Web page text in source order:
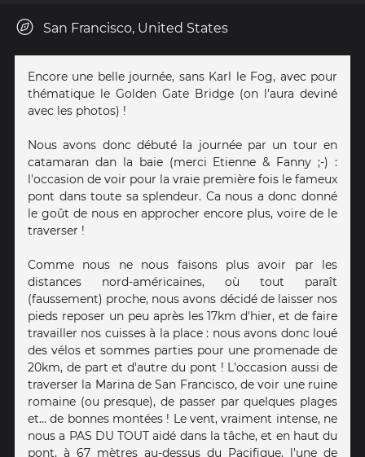
San Francisco, United States
Encore une belle journée, sans Karl le Fog, avec pour
thématique le Golden Gate Bridge (on l'aura deviné
avec les photos) !
Nous avons donc débuté la journée par un tour en
catamaran dan la baie (merci Etienne & Fanny ;-) :
l'occasion de voir pour la vraie première fois le fameux
pont dans toute sa splendeur. Ca nous a donc donné
le goût de nous en approcher encore plus, voire de le
traverser !
Comme nous ne nous faisons plus avoir par les
distances nord-américaines, où tout paraît
(faussement) proche, nous avons décidé de laisser nos
pieds reposer un peu après les 17km d'hier, et de faire
travailler nos cuisses à la place : nous avons donc loué
des vélos et sommes parties pour une promenade de
20km, de part et d'autre du pont ! L'occasion aussi de
traverser la Marina de San Francisco, de voir une ruine
romaine (ou presque), de passer par quelques plages
et... de bonnes montées ! Le vent, vraiment intense, ne
nous a PAS DU TOUT aidé dans la tâche, et en haut du
pont, à 67 mètres au-dessus du Pacifique, l'une de